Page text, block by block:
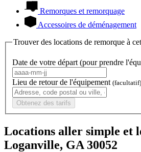
Remorques et remorquage
Accessoires de déménagement
Trouver des locations de remorque à
Date de votre départ (pour prendre
Lieu de retour de l'équipement (facultatif)
Obtenez des tarifs
Locations aller simple et
Loganville, GA 30052